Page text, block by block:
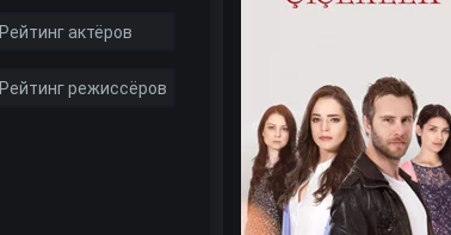
Рейтинг актёров
Рейтинг режиссёров